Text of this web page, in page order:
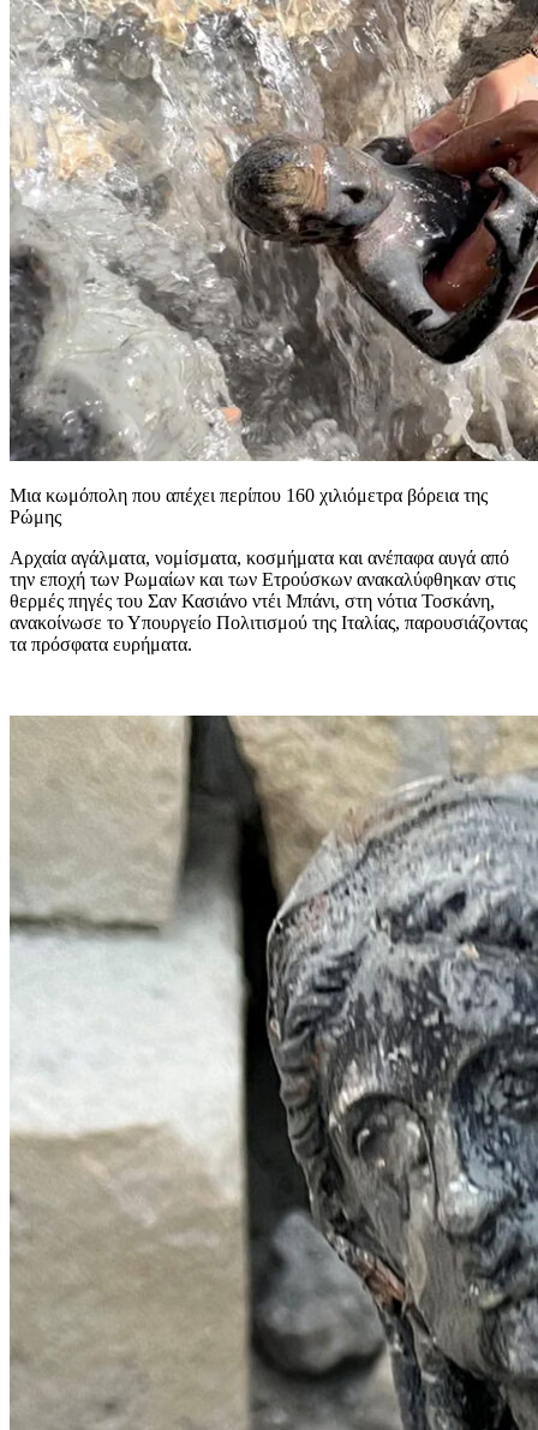
Μια κωμόπολη που απέχει περίπου 160 χιλιόμετρα βόρεια της
Ρώμης
Αρχαία αγάλματα, νομίσματα, κοσμήματα και ανέπαφα αυγά από
την εποχή των Ρωμαίων και των Ετρούσκων ανακαλύφθηκαν στις
θερμές πηγές του Σαν Κασιάνο ντέι Μπάνι, στη νότια Τοσκάνη,
ανακοίνωσε το Υπουργείο Πολιτισμού της Ιταλίας, παρουσιάζοντας
τα πρόσφατα ευρήματα.